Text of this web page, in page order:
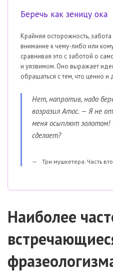
Беречь как зеницу ока
Крайняя осторожность, забота
внимание к чему-либо или
сравнивая это с заботой о
и уязвимом. Оно выражает
обращаться с тем, что ценно и
Нет, напротив, надо
возразил Атос. — Я не
меня осыплют
сделает?
Три мушкетера. Часть
Наиболее